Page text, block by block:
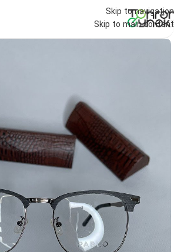
Skip to navigation
Skip to main content